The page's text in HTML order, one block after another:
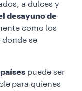
a dulces y
desayuno de
como los
donde se
puede ser
para quienes